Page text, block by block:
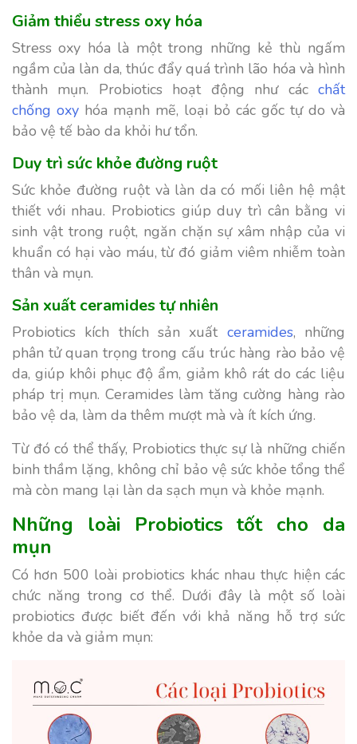
Giảm thiểu stress oxy hóa
Stress oxy hóa là một trong những kẻ thù ngấm
ngầm của làn da, thúc đẩy quá trình lão hóa và hình
thành mụn. Probiotics hoạt động như các chất
chống oxy hóa mạnh mẽ, loại bỏ các gốc tự do và
bảo vệ tế bào da khỏi hư tổn.
Duy trì sức khỏe đường ruột
Sức khỏe đường ruột và làn da có mối liên hệ mật
thiết với nhau. Probiotics giúp duy trì cân bằng vi
sinh vật trong ruột, ngăn chặn sự xâm nhập của vi
khuẩn có hại vào máu, từ đó giảm viêm nhiễm toàn
thân và mụn.
Sản xuất ceramides tự nhiên
Probiotics kích thích sản xuất ceramides, những
phân tử quan trọng trong cấu trúc hàng rào bảo vệ
da, giúp khôi phục độ ẩm, giảm khô rát do các liệu
pháp trị mụn. Ceramides làm tăng cường hàng rào
bảo vệ da, làm da thêm mượt mà và ít kích ứng.
Từ đó có thể thấy, Probiotics thực sự là những chiến
binh thầm lặng, không chỉ bảo vệ sức khỏe tổng thể
mà còn mang lại làn da sạch mụn và khỏe mạnh.
Những loài Probiotics tốt cho da
mụn
Có hơn 500 loài probiotics khác nhau thực hiện các
chức năng trong cơ thể. Dưới đây là một số loài
probiotics được biết đến với khả năng hỗ trợ sức
khỏe da và giảm mụn: